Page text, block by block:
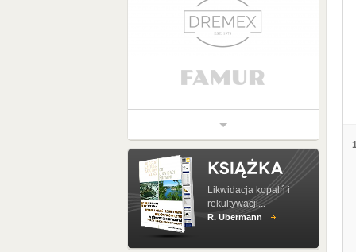
Likwidacja kopalń i
rekultywacji...
R. Ubermann